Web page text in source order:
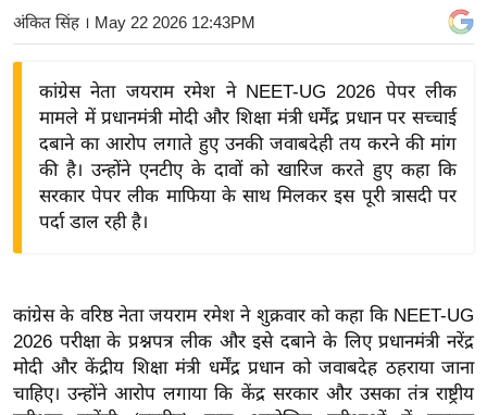
ज़
ने
द्यो
शे
ष
ज्ञ
रा
अंकित सिंह। May 22 2026 12:43PM
कांग्रेस नेता जयराम रमेश ने NEET-UG 2026 पेपर लीक
मामले में प्रधानमंत्री मोदी और शिक्षा मंत्री धर्मेंद्र प्रधान पर सच्चाई
दबाने का आरोप लगाते हुए उनकी जवाबदेही तय करने की मांग
की है। उन्होंने एनटीए के दावों को खारिज करते हुए कहा कि
सरकार पेपर लीक माफिया के साथ मिलकर इस पूरी त्रासदी पर
पर्दा डाल रही है।
कांग्रेस के वरिष्ठ नेता जयराम रमेश ने शुक्रवार को कहा कि NEET-UG
2026 परीक्षा के प्रश्नपत्र लीक और इसे दबाने के लिए प्रधानमंत्री नरेंद्र
मोदी और केंद्रीय शिक्षा मंत्री धर्मेंद्र प्रधान को जवाबदेह ठहराया जाना
चाहिए। उन्होंने आरोप लगाया कि केंद्र सरकार और उसका तंत्र राष्ट्रीय